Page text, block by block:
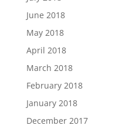
June 2018
May 2018
April 2018
March 2018
February 2018
January 2018
December 2017